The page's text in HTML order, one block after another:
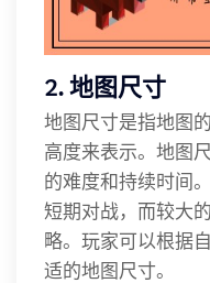
2. 地图尺寸
地图尺寸是指地图
高度来表示。地图
的难度和持续时间
短期对战，而较大
略。玩家可以根据
适的地图尺寸。